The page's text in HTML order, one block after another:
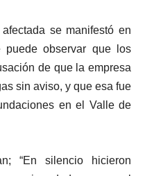
se manifestó en
puede observar que los
de que la empresa
sin aviso, y que esa fue
en el Valle de
“En silencio hicieron